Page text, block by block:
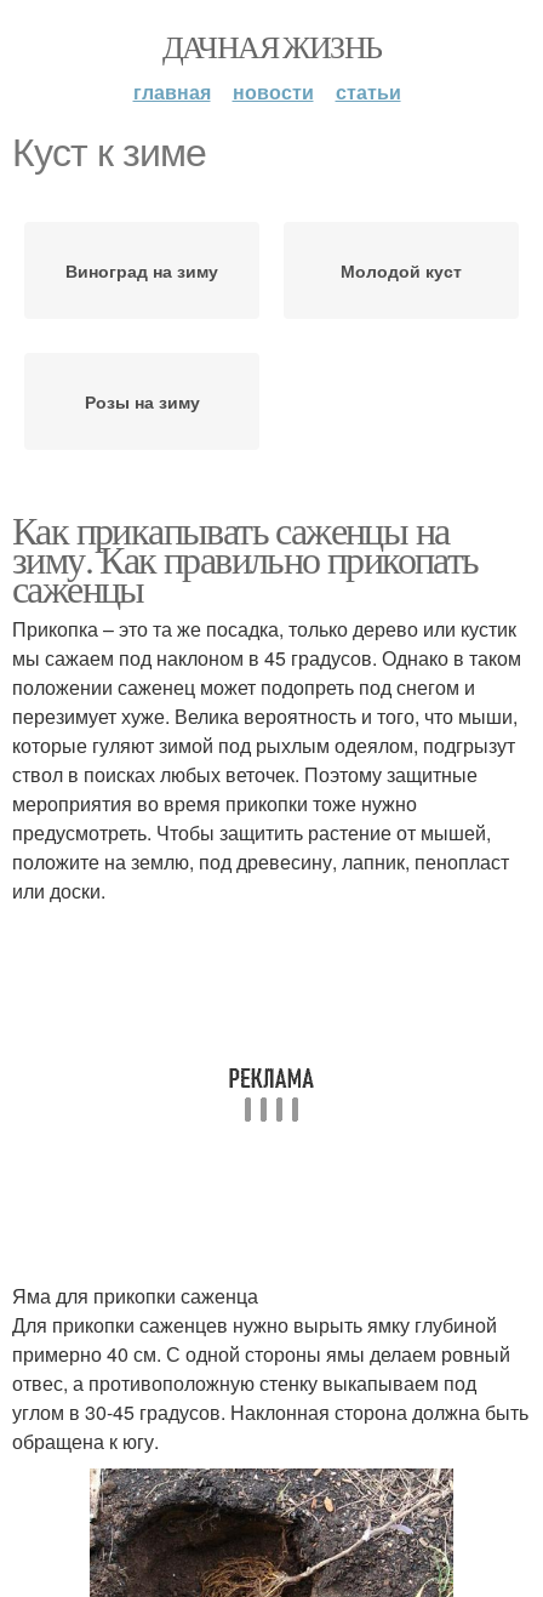
ДАЧНАЯ ЖИЗНЬ
главная новости статьи
Куст к зиме
Виноград на зиму Молодой куст
Розы на зиму
Как прикапывать саженцы на
зиму. Как правильно прикопать
саженцы
Прикопка – это та же посадка, только дерево или кустик
мы сажаем под наклоном в 45 градусов. Однако в таком
положении саженец может подопреть под снегом и
перезимует хуже. Велика вероятность и того, что мыши,
которые гуляют зимой под рыхлым одеялом, подгрызут
ствол в поисках любых веточек. Поэтому защитные
мероприятия во время прикопки тоже нужно
предусмотреть. Чтобы защитить растение от мышей,
положите на землю, под древесину, лапник, пенопласт
или доски.
Яма для прикопки саженца
Для прикопки саженцев нужно вырыть ямку глубиной
примерно 40 см. С одной стороны ямы делаем ровный
отвес, а противоположную стенку выкапываем под
углом в 30-45 градусов. Наклонная сторона должна быть
обращена к югу.